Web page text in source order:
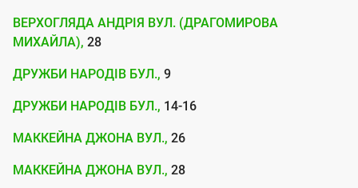
е
р
н
е
т
в
і
ВЕРХОГЛЯДА АНДРІЯ ВУЛ. (ДРАГОМИРОВА
МИХАЙЛА), 28
ДРУЖБИ НАРОДІВ БУЛ., 9
ДРУЖБИ НАРОДІВ БУЛ., 14-16
МАККЕЙНА ДЖОНА ВУЛ., 26
МАККЕЙНА ДЖОНА ВУЛ., 28